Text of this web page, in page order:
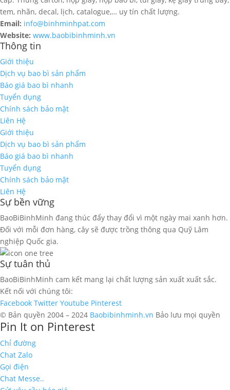
tem, nhãn, decal, lịch, catalogue,… uy tín chất lượng.
Email: info@binhminhpat.com
Website: www.baobibinhminh.vn
Thông tin
Giới thiệu
Dịch vụ bao bì sản phẩm
Báo giá bao bì nhanh
Tuyển dụng
Chính sách bảo mật
Liên Hệ
Giới thiệu
Dịch vụ bao bì sản phẩm
Báo giá bao bì nhanh
Tuyển dụng
Chính sách bảo mật
Liên Hệ
Sự bền vững
BaoBiBinhMinh đang thúc đẩy thay đổi vì một ngày mai xanh hơn.
Đối với mỗi đơn hàng, cây sẽ được trồng thông qua Quỹ Lâm
nghiệp Quốc gia.
Sự tuân thủ
BaoBiBinhMinh cam kết mang lại chất lượng sản xuất xuất sắc.
Kết nối với chúng tôi:
Facebook Twitter Youtube Pinterest
© Bản quyền 2004 – 2024 Baobibinhminh.vn Bảo lưu mọi quyền
Pin It on Pinterest
Chỉ đường
Chat Zalo
Gọi điện
Chat Messe..